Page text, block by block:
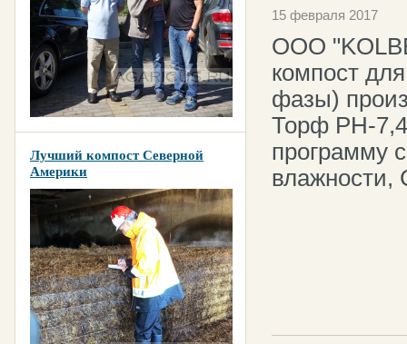
Лучший компост Северной
Америки
15 февраля 2017
ООО
компост
фазы)
Торф PH-
программу
влажности,